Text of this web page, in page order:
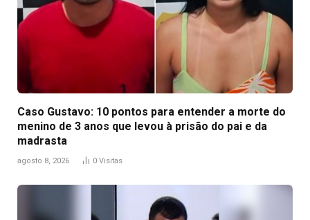
Caso Gustavo: 10 pontos para entender a morte do
menino de 3 anos que levou à prisão do pai e da
madrasta
agosto 8, 2026 0 Visitas